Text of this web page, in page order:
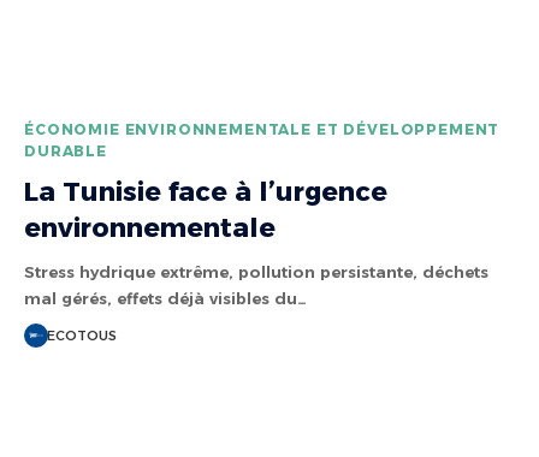
ÉCONOMIE ENVIRONNEMENTALE ET DÉVELOPPEMENT
DURABLE
La Tunisie face à l’urgence
environnementale
Stress hydrique extrême, pollution persistante, déchets
mal gérés, effets déjà visibles du…
ECOTOUS